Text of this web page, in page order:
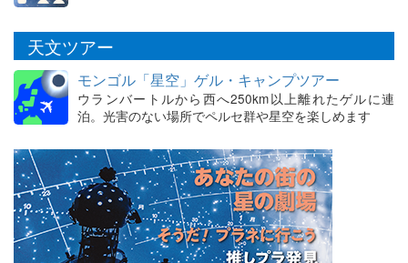
天文ツアー
モンゴル「星空」ゲル・キャンプツアー
ウランバートルから西へ250km以上離れたゲルに連
泊。光害のない場所でペルセ群や星空を楽しめます